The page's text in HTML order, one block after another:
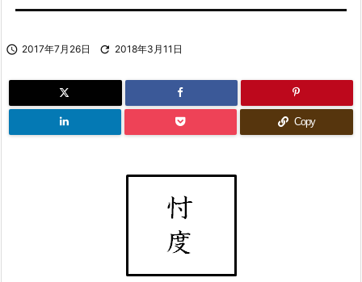
 2017年7月26日  2018年3月11日
Copy